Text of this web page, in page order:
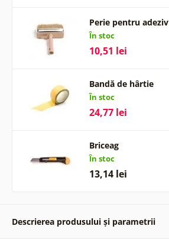
Perie pentru adeziv
În stoc
10,51 lei
Bandă de hârtie
În stoc
24,77 lei
Briceag
În stoc
13,14 lei
Descrierea produsului și parametrii